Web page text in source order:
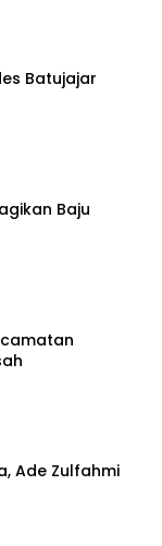
Batujajar
Baju
Ade Zulfahmi